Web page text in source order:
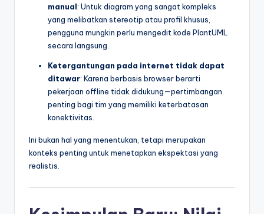
manual: Untuk diagram yang sangat kompleks
yang melibatkan stereotip atau profil khusus,
pengguna mungkin perlu mengedit kode PlantUML
secara langsung.
Ketergantungan pada internet tidak dapat
ditawar: Karena berbasis browser berarti
pekerjaan offline tidak didukung—pertimbangan
penting bagi tim yang memiliki keterbatasan
konektivitas.
Ini bukan hal yang menentukan, tetapi merupakan
konteks penting untuk menetapkan ekspektasi yang
realistis.